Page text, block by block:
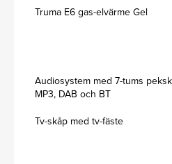
Truma E6 gas-elvärme Gel
Audiosystem med 7-tums
MP3, DAB och BT
Tv-skåp med tv-fäste